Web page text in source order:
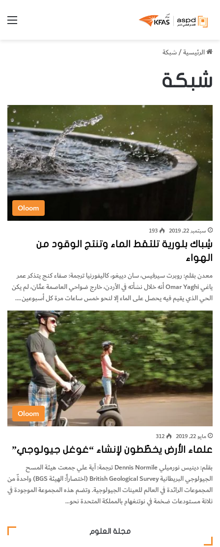
الرئيسية/شبكة
شبكة
Oloom
سبتمبر 22, 2019 193
شِباك بلورية تلتقط الماء وتنتج الوقود من
الهواء
معدن بقلم: روبرت سيرفيس، سان دييغو، كاليفورنيا ترجمة: صفاء كنج يتذكر عمر
ياغي Omar Yaghi أنه خلال نشأته في الأردن، خارج ضواحي العاصمة عمَّان، لم يكن
الحي الذي يقيم فيه يحصل على الماء إلا لنحو خمس ساعات مرة كل أسبوعين.…
Oloom
مايو 22, 2019 312
علماء الأرض يخطّطون لإنشاء “غوغل جيولوجي”
بقلم: دينيس نورميلي Dennis Normile ترجمة: آية علي جمعت هيئة المسح
الجيولوجي البريطانية British Geological Survey (اختصاراً: الهيئة BGS) واحدةٌ من
المجموعات الرائدة في العالم للعينات الجيولوجية. وتضم هذه المجموعة الموجودة في
ثلاثة مستودعات ضخمة في نوتنغهام بالمملكة المتحدة نحو…
مجلة العلوم